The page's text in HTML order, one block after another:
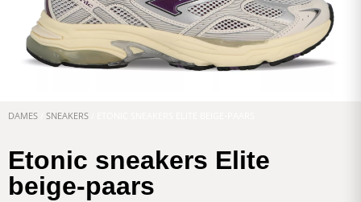
DAMES SNEAKERS
Etonic sneakers Elite
beige-paars